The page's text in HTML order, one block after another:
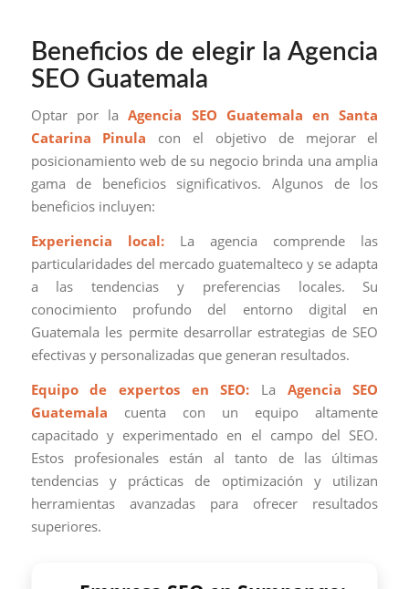
Beneficios de elegir la Agencia
SEO Guatemala
Optar por laAgencia SEO Guatemala en Santa
Catarina Pinula con el objetivo de mejorar el
posicionamiento web de su negocio brinda una amplia
gama de beneficios significativos. Algunos de los
beneficios incluyen:
Experiencia local:La agencia comprende las
particularidades del mercado guatemalteco y se adapta
a las tendencias y preferencias locales. Su
conocimiento profundo del entorno digital en
Guatemala les permite desarrollar estrategias de SEO
efectivas y personalizadas que generan resultados.
Equipo de expertos en SEO: La Agencia SEO
Guatemala cuenta con un equipo altamente
capacitado y experimentado en el campo del SEO.
Estos profesionales están al tanto de las últimas
tendencias y prácticas de optimización y utilizan
herramientas avanzadas para ofrecer resultados
superiores.